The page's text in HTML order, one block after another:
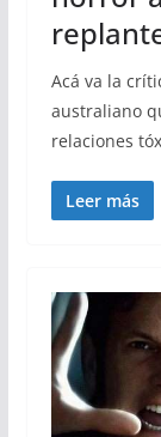
Acá va la
australiano
relaciones
Leer más